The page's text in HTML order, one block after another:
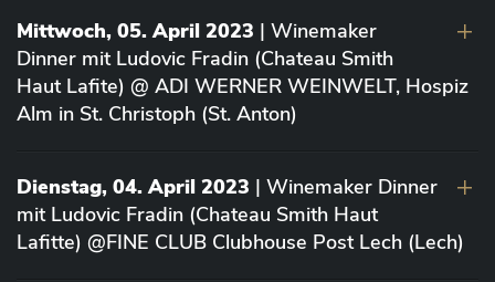
Mittwoch, 05. April 2023 | Winemaker
Dinner mit Ludovic Fradin (Chateau Smith
Haut Lafite) @ ADI WERNER WEINWELT, Hospiz
Alm in St. Christoph (St. Anton)
Dienstag, 04. April 2023 | Winemaker Dinner
mit Ludovic Fradin (Chateau Smith Haut
Lafitte) @FINE CLUB Clubhouse Post Lech (Lech)